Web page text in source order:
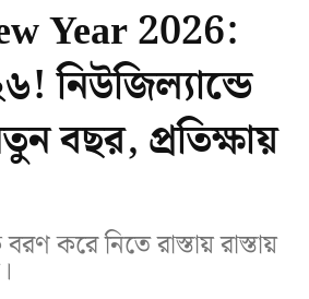
Year 2026:
নিউজিল্যান্ডে
বছর, প্রতিক্ষায়
করে নিতে রাস্তায় রাস্তায়